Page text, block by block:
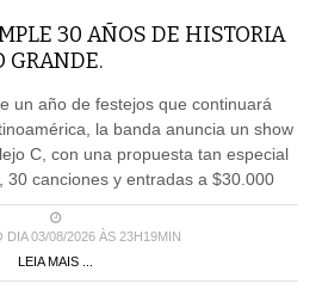
30 AÑOS DE HISTORIA
GRANDE.
un año de festejos que continuará
la banda anuncia un show
C, con una propuesta tan especial
30 canciones y entradas a $30.000
DIA 03/08/2026 ÀS 23H19MIN
LEIA MAIS ...